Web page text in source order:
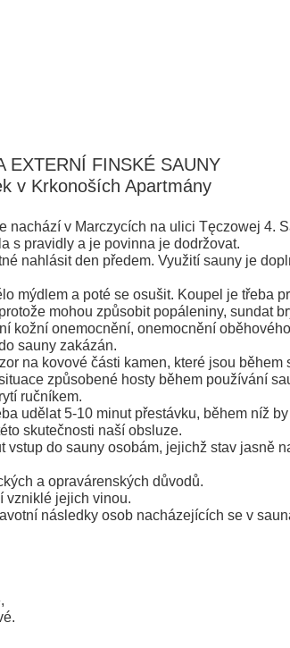
v Marczycích na ulici Tęczowej 4.
s pravidly a je povinna je dodržovat.
nahlásit den předem. Využití sauny je
mýdlem a poté se osušit. Koupel je třeba
mohou způsobit popáleniny, sundat
kožní onemocnění, onemocnění
sauny zakázán.
na kovové části kamen, které jsou
způsobené hosty během používání
ručníkem.
udělat 5-10 minut přestávku, během níž
skutečnosti naší obsluze.
do sauny osobám, jejichž stav jasně
a opravárenských důvodů.
vzniklé jejich vinou.
následky osob nacházejících se v
EXTERNÍ FINSKÉ SAUNY
v Krkonoších Apartmány